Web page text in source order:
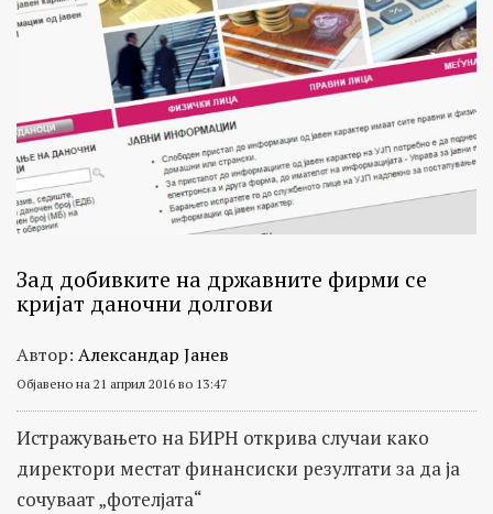
Зад добивките на државните фирми се
кријат даночни долгови
Автор: Александар Јанев
Објавено на 21 април 2016 во 13:47
Истражувањето на БИРН открива случаи како
директори местат финансиски резултати за да ја
сочуваат „фотелјата“